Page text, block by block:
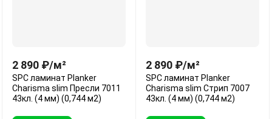
2 890 ₽/м²
SPC ламинат Planker
Charisma slim Пресли 7011
43кл. (4 мм) (0,744 м2)
2 890 ₽/м²
SPC ламинат Planker
Charisma slim Стрип 7007
43кл. (4 мм) (0,744 м2)